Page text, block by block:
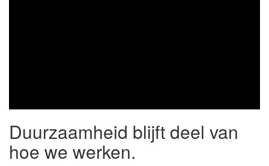
Duurzaamheid blijft deel van
hoe we werken.